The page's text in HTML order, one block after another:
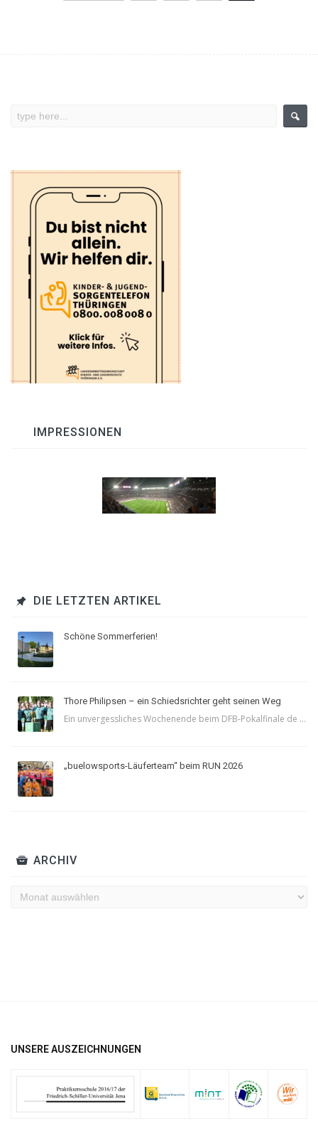
IMPRESSIONEN
DIE LETZTEN ARTIKEL
Schöne Sommerferien!
Thore Philipsen – ein Schiedsrichter geht seinen Weg
Ein unvergessliches Wochenende beim DFB-Pokalfinale de ...
„buelowsports-Läuferteam“ beim RUN 2026
ARCHIV
Archiv
UNSERE AUSZEICHNUNGEN